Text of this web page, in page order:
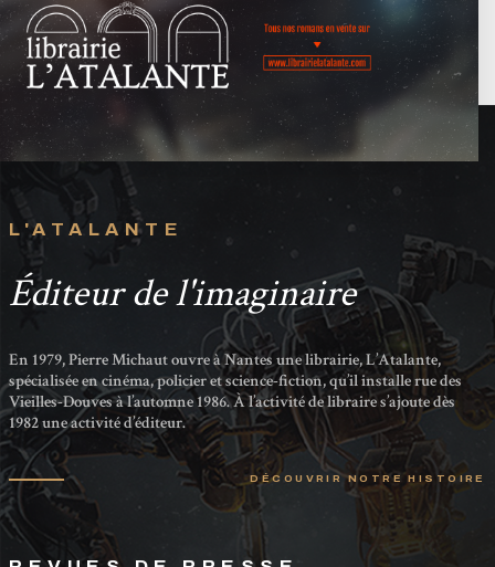
L'ATALANTE
Éditeur de l'imaginaire
En 1979, Pierre Michaut ouvre à Nantes une librairie, L’Atalante,
spécialisée en cinéma, policier et science-fiction, qu’il installe rue des
Vieilles-Douves à l’automne 1986. À l’activité de libraire s’ajoute dès
1982 une activité d’éditeur.
DÉCOUVRIR NOTRE HISTOIRE